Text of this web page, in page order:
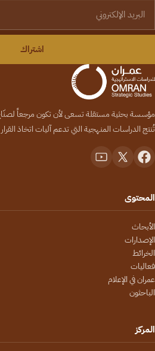
اشتراك
مؤسسة بحثية مستقلة تسعى لأن تكون مرجعاً لصنّاع
تُنتج الدراسات المنهجية التي تدعم آليات اتخاذ
المحتوى
الأبحاث
الإصدارات
الخرائط
فعاليات
عمران في الإعلام
الباحثون
المركز